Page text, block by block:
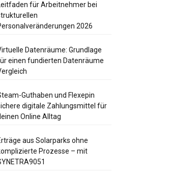
für Arbeitnehmer bei
2026
Datenräume: Grundlage
einen fundierten Datenräume
Guthaben und Flexepin
digitale Zahlungsmittel für
Online Alltag
aus Solarparks ohne
Prozesse – mit